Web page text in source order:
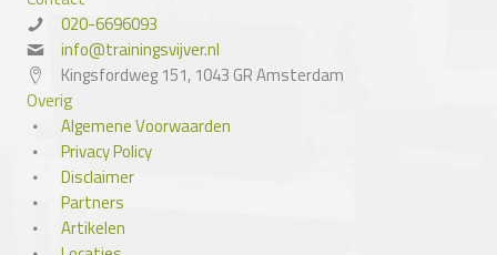
020-6696093
info@trainingsvijver.nl
Kingsfordweg 151, 1043 GR Amsterdam
Overig
Algemene Voorwaarden
Privacy Policy
Disclaimer
Partners
Artikelen